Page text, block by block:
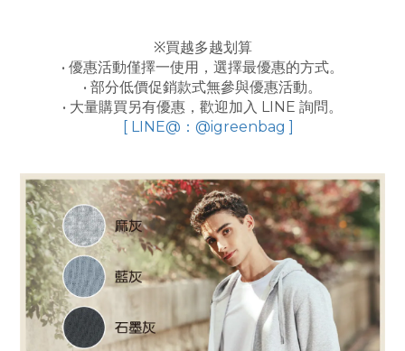
※買越多越划算
• 優惠活動僅擇一使用，選擇最優惠的方式。
• 部分低價促銷款式無參與優惠活動。
• 大量購買另有優惠，歡迎加入 LINE 詢問。
[ LINE@：@igreenbag ]